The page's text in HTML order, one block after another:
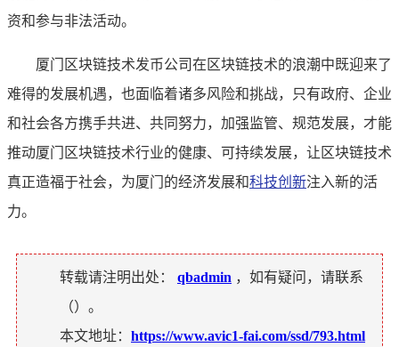
资和参与非法活动。
厦门区块链技术发币公司在区块链技术的浪潮中既迎来了
难得的发展机遇，也面临着诸多风险和挑战，只有政府、企业
和社会各方携手共进、共同努力，加强监管、规范发展，才能
推动厦门区块链技术行业的健康、可持续发展，让区块链技术
真正造福于社会，为厦门的经济发展和科技创新注入新的活
力。
转载请注明出处： qbadmin ，如有疑问，请联系
（）。
本文地址： https://www.avic1-fai.com/ssd/793.html